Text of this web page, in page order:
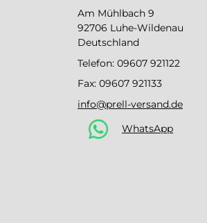
Am Mühlbach 9
92706 Luhe-Wildenau
Deutschland
Telefon: 09607 921122
Fax: 09607 921133
info@prell-versand.de
WhatsApp